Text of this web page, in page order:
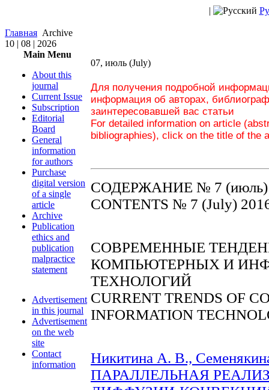
|
Главная Archive
10 | 08 | 2026
Main Menu
About this
journal
Current Issue
Subscription
Editorial
Board
General
information
for authors
Purchase
digital version
of a single
article
Archive
Publication
ethics and
publication
malpractice
statement
Advertisement
in this journal
Advertisement
on the web
site
Contact
information
07, июль (July)
Для получения подробной
информация об авторах,
заинтересовавшей вас статьи
For detailed information on article
bibliographies), click on the title of the
СОДЕРЖАНИЕ № 7 (июль)
CONTENTS № 7 (July)
СОВРЕМЕННЫЕ
КОМПЬЮТЕРНЫХ И
ТЕХНОЛОГИЙ
CURRENT TRENDS OF
INFORMATION
Никитина А. В.,
ПАРАЛЛЕЛЬНАЯ